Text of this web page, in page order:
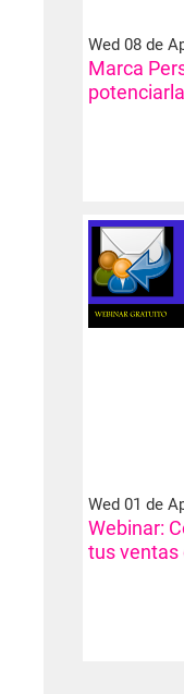
Wed 08 de
Marca
Wed 01 de
Webinar:
tus ventas